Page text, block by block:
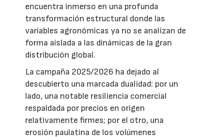
encuentra inmerso en una profunda
transformación estructural donde las
variables agronómicas ya no se analizan de
forma aislada a las dinámicas de la gran
distribución global.
La campaña 2025/2026 ha dejado al
descubierto una marcada dualidad: por un
lado, una notable resiliencia comercial
respaldada por precios en origen
relativamente firmes; por el otro, una
erosión paulatina de los volúmenes